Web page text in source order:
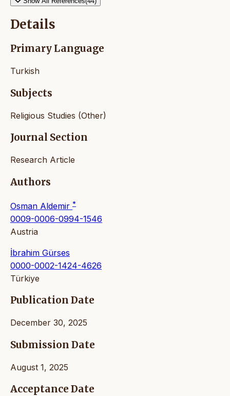
Details
Primary Language
Turkish
Subjects
Religious Studies (Other)
Journal Section
Research Article
Authors
Osman Aldemir *
0009-0006-0994-1546
Austria
İbrahim Gürses
0000-0002-1424-4626
Türkiye
Publication Date
December 30, 2025
Submission Date
August 1, 2025
Acceptance Date